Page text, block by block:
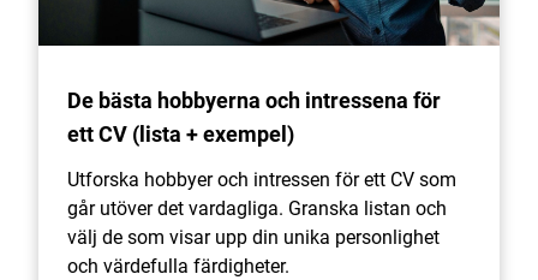
De bästa hobbyerna och intressena för
ett CV (lista + exempel)
Utforska hobbyer och intressen för ett CV som
går utöver det vardagliga. Granska listan och
välj de som visar upp din unika personlighet
och värdefulla färdigheter.